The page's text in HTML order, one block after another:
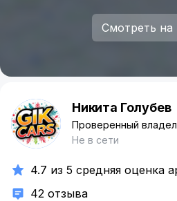
Смотреть на
Н Никита Голубев
Проверенный
Не в сети
4.7 из 5 средняя оценка
42 отзыва